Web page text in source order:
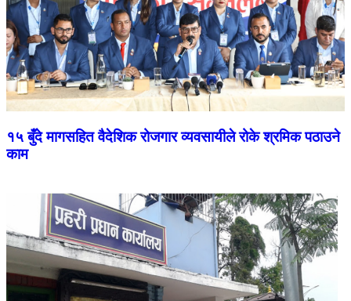
१५ बुँदे मागसहित वैदेशिक रोजगार व्यवसायीले रोके श्रमिक पठाउने
काम